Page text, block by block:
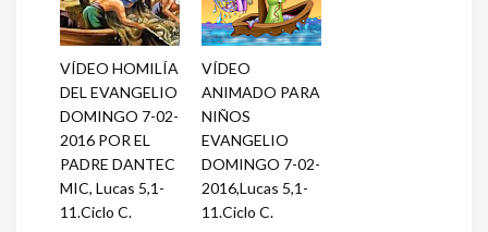
VÍDEO HOMILÍA
DEL EVANGELIO
DOMINGO 7-02-
2016 POR EL
PADRE DANTEC
MIC, Lucas 5,1-
11.Ciclo C.
VÍDEO
ANIMADO PARA
NIÑOS
EVANGELIO
DOMINGO 7-02-
2016,Lucas 5,1-
11.Ciclo C.